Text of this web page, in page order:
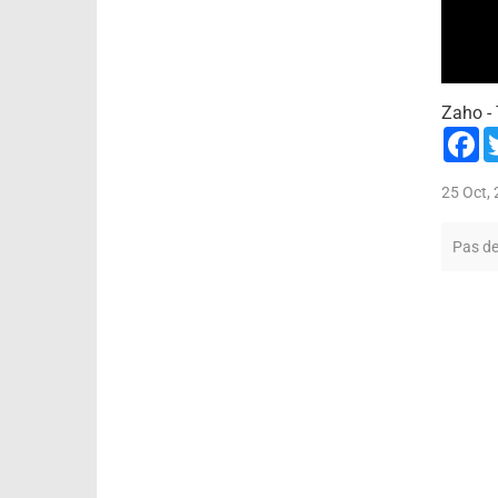
Zaho -
25 Oct,
Pas